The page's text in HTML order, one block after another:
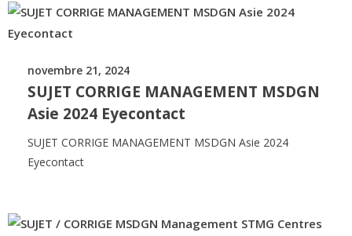
novembre 21, 2024
SUJET CORRIGE MANAGEMENT MSDGN
Asie 2024 Eyecontact
SUJET CORRIGE MANAGEMENT MSDGN Asie 2024
Eyecontact